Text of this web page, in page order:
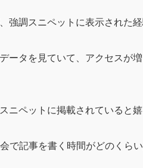
強調スニペットに表示された
ータを見ていて、アクセスが
ニペットに掲載されていると嬉
で記事を書く時間がどのくら